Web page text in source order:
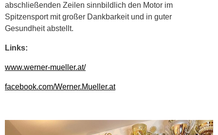
abschließenden Zeilen sinnbildlich den Motor im
Spitzensport mit großer Dankbarkeit und in guter
Gesundheit abstellt.
Links:
www.werner-mueller.at/
facebook.com/Werner.Mueller.at